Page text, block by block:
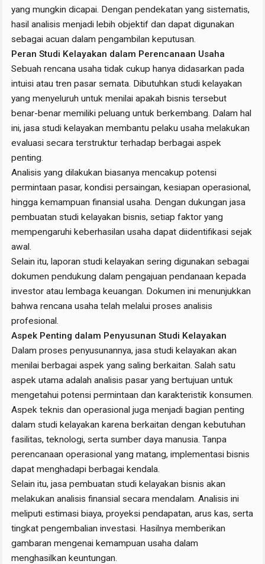
yang mungkin dicapai. Dengan pendekatan yang sistematis,
hasil analisis menjadi lebih objektif dan dapat digunakan
sebagai acuan dalam pengambilan keputusan.
Peran Studi Kelayakan dalam Perencanaan Usaha
Sebuah rencana usaha tidak cukup hanya didasarkan pada
intuisi atau tren pasar semata. Dibutuhkan studi kelayakan
yang menyeluruh untuk menilai apakah bisnis tersebut
benar-benar memiliki peluang untuk berkembang. Dalam hal
ini, jasa studi kelayakan membantu pelaku usaha melakukan
evaluasi secara terstruktur terhadap berbagai aspek
penting.
Analisis yang dilakukan biasanya mencakup potensi
permintaan pasar, kondisi persaingan, kesiapan operasional,
hingga kemampuan finansial usaha. Dengan dukungan jasa
pembuatan studi kelayakan bisnis, setiap faktor yang
mempengaruhi keberhasilan usaha dapat diidentifikasi sejak
awal.
Selain itu, laporan studi kelayakan sering digunakan sebagai
dokumen pendukung dalam pengajuan pendanaan kepada
investor atau lembaga keuangan. Dokumen ini menunjukkan
bahwa rencana usaha telah melalui proses analisis
profesional.
Aspek Penting dalam Penyusunan Studi Kelayakan
Dalam proses penyusunannya, jasa studi kelayakan akan
menilai berbagai aspek yang saling berkaitan. Salah satu
aspek utama adalah analisis pasar yang bertujuan untuk
mengetahui potensi permintaan dan karakteristik konsumen.
Aspek teknis dan operasional juga menjadi bagian penting
dalam studi kelayakan karena berkaitan dengan kebutuhan
fasilitas, teknologi, serta sumber daya manusia. Tanpa
perencanaan operasional yang matang, implementasi bisnis
dapat menghadapi berbagai kendala.
Selain itu, jasa pembuatan studi kelayakan bisnis akan
melakukan analisis finansial secara mendalam. Analisis ini
meliputi estimasi biaya, proyeksi pendapatan, arus kas, serta
tingkat pengembalian investasi. Hasilnya memberikan
gambaran mengenai kemampuan usaha dalam
menghasilkan keuntungan.